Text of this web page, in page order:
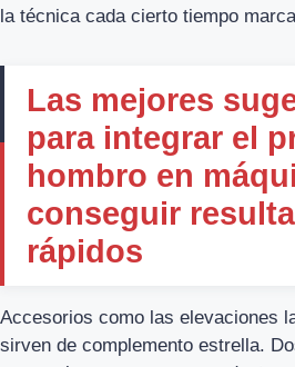
la técnica cada cierto tiempo
Las mejores
para integrar el
hombro en
conseguir
rápidos
Accesorios como las elevaciones
sirven de complemento estrella.